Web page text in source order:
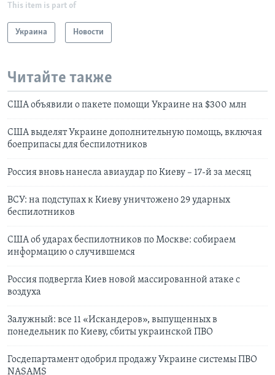
This item is part of
Украина Новости
Читайте также
США объявили о пакете помощи Украине на $300 млн
США выделят Украине дополнительную помощь, включая
боеприпасы для беспилотников
Россия вновь нанесла авиаудар по Киеву – 17-й за месяц
ВСУ: на подступах к Киеву уничтожено 29 ударных
беспилотников
США об ударах беспилотников по Москве: собираем
информацию о случившемся
Россия подвергла Киев новой массированной атаке с
воздуха
Залужный: все 11 «Искандеров», выпущенных в
понедельник по Киеву, сбиты украинской ПВО
Госдепартамент одобрил продажу Украине системы ПВО
NASAMS